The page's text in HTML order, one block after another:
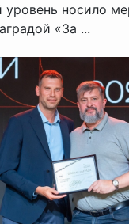
уровень носило
«За ...